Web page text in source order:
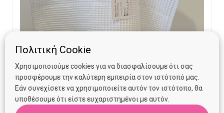
Πολιτική Cookie
Χρησιμοποιούμε cookies για να διασφαλίσουμε ότι σας
προσφέρουμε την καλύτερη εμπειρία στον ιστότοπό μας.
Εάν συνεχίσετε να χρησιμοποιείτε αυτόν τον ιστότοπο, θα
υποθέσουμε ότι είστε ευχαριστημένοι με αυτόν.